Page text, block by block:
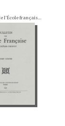
Bulletin de l'École française d'Extrême-Orient (BEFEO)